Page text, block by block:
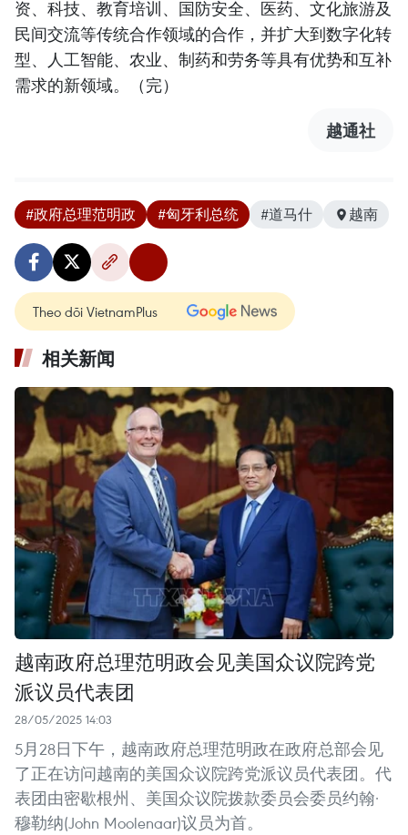
资、科技、教育培训、国防安全、医药、文化旅游及
民间交流等传统合作领域的合作，并扩大到数字化转
型、人工智能、农业、制药和劳务等具有优势和互补
需求的新领域。（完）
越通社
#政府总理范明政 #匈牙利总统 #道马什 越南
Theo dõi VietnamPlus
相关新闻
越南政府总理范明政会见美国众议院跨党
派议员代表团
28/05/2025 14:03
5月28日下午，越南政府总理范明政在政府总部会见
了正在访问越南的美国众议院跨党派议员代表团。代
表团由密歇根州、美国众议院拨款委员会委员约翰·
穆勒纳(John Moolenaar)议员为首。